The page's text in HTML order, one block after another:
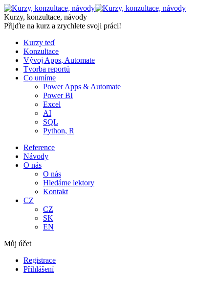
Skip
to
content
Kurzy, konzultace, návody
Přijďte na kurz a zrychlete svoji práci!
Kurzy teď
Konzultace
Vývoj Apps, Automate
Tvorba reportů
Co umíme
Power Apps & Automate
Power BI
Excel
AI
SQL
Python, R
Reference
Návody
O nás
O nás
Hledáme lektory
Kontakt
CZ
CZ
SK
EN
Můj účet
Registrace
Přihlášení